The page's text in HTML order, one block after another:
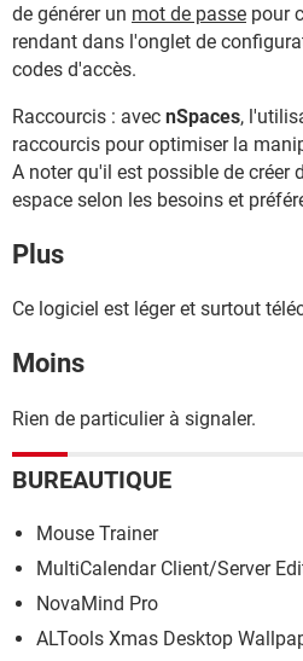
de générer un mot de passe pour
rendant dans l'onglet de
codes d'accès.
Raccourcis : avec nSpaces,
raccourcis pour optimiser la
A noter qu'il est possible de créer
espace selon les besoins et
Plus
Ce logiciel est léger et surtout
Moins
Rien de particulier à signaler.
BUREAUTIQUE
Mouse Trainer
MultiCalendar Client/Server
NovaMind Pro
ALTools Xmas Desktop